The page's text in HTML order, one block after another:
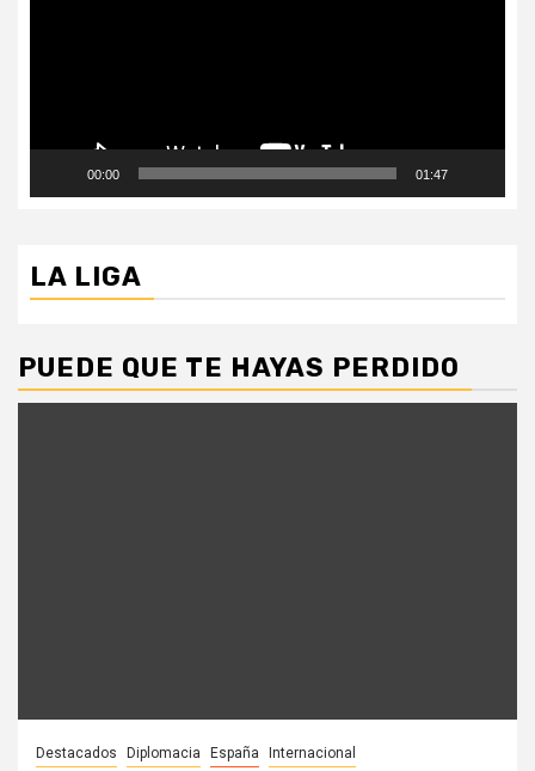
00:00 01:47
LA LIGA
PUEDE QUE TE HAYAS PERDIDO
Destacados Diplomacia España Internacional